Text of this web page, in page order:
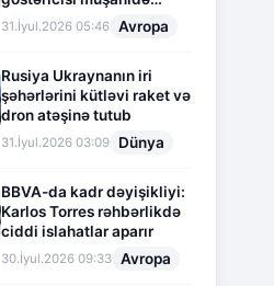
olunur
31.İyul.2026 05:46 Avropa
Rusiya Ukraynanın iri
şəhərlərini kütləvi raket və
dron atəşinə tutub
31.İyul.2026 03:09 Dünya
BBVA-da kadr dəyişikliyi:
Karlos Torres rəhbərlikdə
ciddi islahatlar aparır
30.İyul.2026 09:33 Avropa